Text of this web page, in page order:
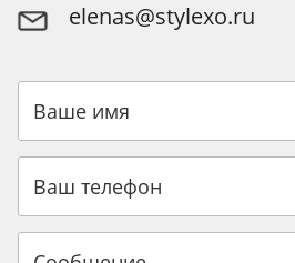
elenas@stylexo.ru